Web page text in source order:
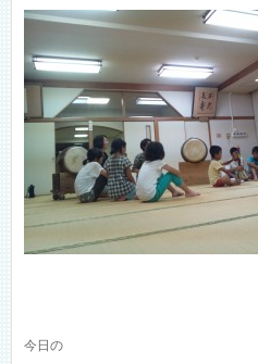
今日の